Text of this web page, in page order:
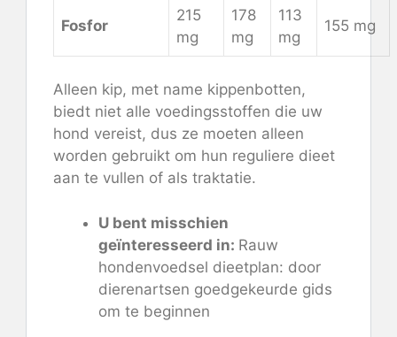
Fosfor
215
mg
178
mg
113
mg
155 mg
Alleen kip, met name kippenbotten,
biedt niet alle voedingsstoffen die uw
hond vereist, dus ze moeten alleen
worden gebruikt om hun reguliere dieet
aan te vullen of als traktatie.
U bent misschien
geïnteresseerd in: Rauw
hondenvoedsel dieetplan: door
dierenartsen goedgekeurde gids
om te beginnen